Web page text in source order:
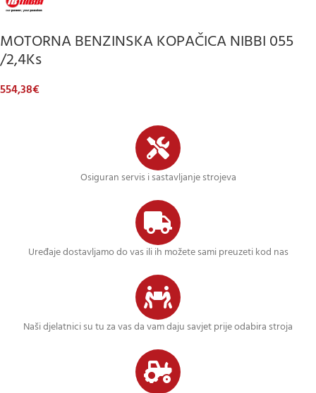
MOTORNA BENZINSKA KOPAČICA NIBBI 055
/2,4Ks
554,38€
Osiguran servis i sastavljanje strojeva
Uređaje dostavljamo do vas ili ih možete sami preuzeti kod nas
Naši djelatnici su tu za vas da vam daju savjet prije odabira stroja